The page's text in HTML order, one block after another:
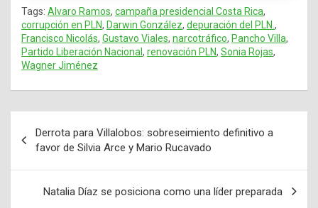
Tags: Alvaro Ramos, campaña presidencial Costa Rica,
corrupción en PLN, Darwin González, depuración del PLN. ,
Francisco Nicolás, Gustavo Viales, narcotráfico, Pancho Villa,
Partido Liberación Nacional , renovación PLN, Sonia Rojas,
Wagner Jiménez
Navegación
de
entradas
Derrota para Villalobos: sobreseimiento definitivo a
favor de Silvia Arce y Mario Rucavado
Natalia Díaz se posiciona como una líder preparada